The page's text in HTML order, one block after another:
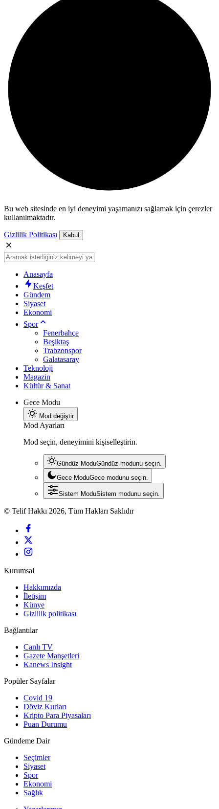
Bu web sitesinde en iyi deneyimi yaşamanızı sağlamak için çerezler
kullanılmaktadır.
Gizlilik Politikası Kabul
Anasayfa
Keşfet
Gündem
Siyaset
Ekonomi
Spor
Fenerbahçe
Beşiktaş
Trabzonspor
Galatasaray
Teknoloji
Magazin
Kültür & Sanat
Gece Modu
Mod değiştir
Mod Ayarları
Mod seçin, deneyimini kişiselleştirin.
Gündüz ModuGündüz modunu seçin.
Gece ModuGece modunu seçin.
Sistem ModuSistem modunu seçin.
© Telif Hakkı 2026, Tüm Hakları Saklıdır
Kurumsal
Hakkımızda
İletişim
Künye
Gizlilik politikası
Bağlantılar
Canlı TV
Gazete Manşetleri
Kanews Insight
Popüler Sayfalar
Covid 19
Döviz Kurları
Kripto Para Piyasaları
Puan Durumu
Gündeme Dair
Seçimler
Siyaset
Spor
Ekonomi
Sağlık